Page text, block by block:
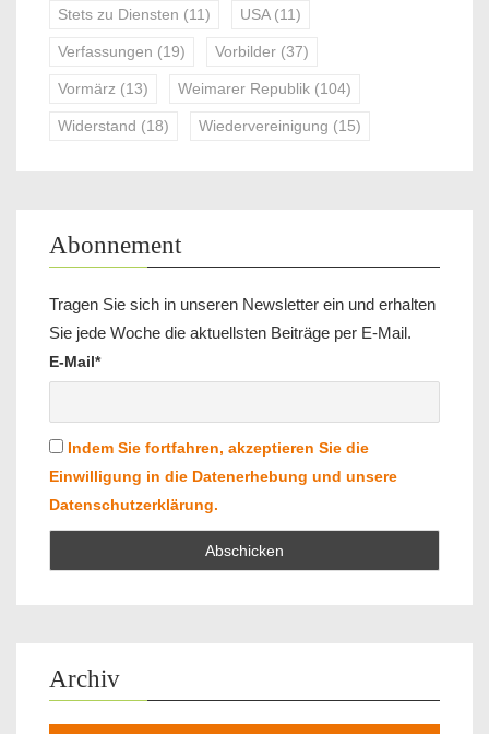
Stets zu Diensten (11) USA(11)
Verfassungen (19) Vorbilder (37)
Vormärz (13) Weimarer Republik (104)
Widerstand (18) Wiedervereinigung (15)
Abonnement
Tragen Sie sich in unseren Newsletter ein und erhalten
Sie jede Woche die aktuellsten Beiträge per E-Mail.
E-Mail*
Indem Sie fortfahren, akzeptieren Sie die
Einwilligung in die Datenerhebung und unsere
Datenschutzerklärung.
Archiv